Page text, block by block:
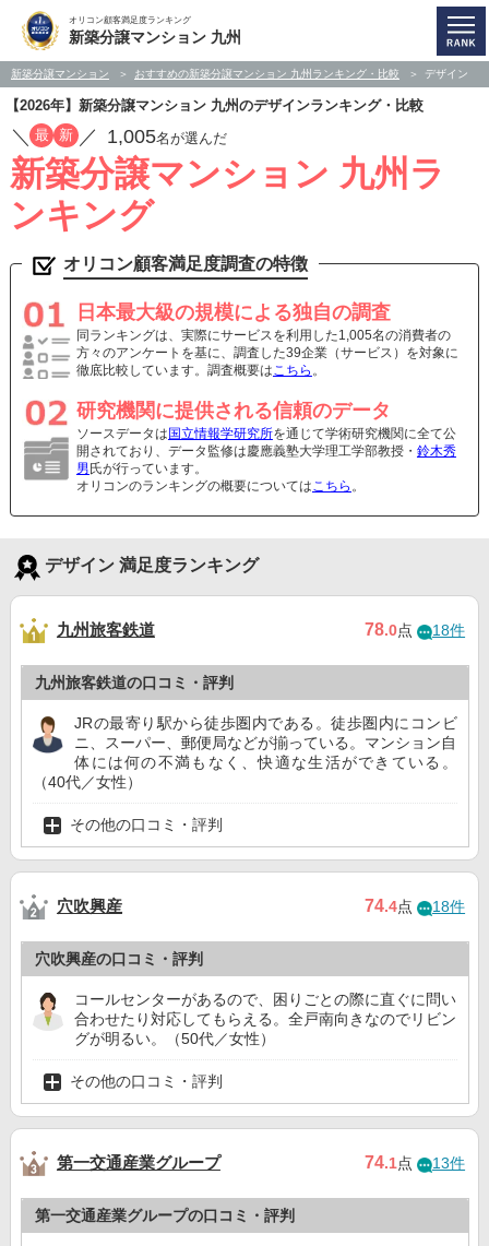
オリコン顧客満足度ランキング
新築分譲マンション 九州
新築分譲マンション おすすめの新築分譲マンション 九州ランキング・比較 デザイン
【2026年】新築分譲マンション 九州のデザインランキング・比較
／ 最 新 ／ 1,005名が選んだ
新築分譲マンション 九州ラ
ンキング
オリコン顧客満足度調査の特徴
日本最大級の規模による独自の調査
同ランキングは、実際にサービスを利用した1,005名の消費者の
方々のアンケートを基に、調査した39企業（サービス）を対象に
徹底比較しています。調査概要はこちら 。
研究機関に提供される信頼のデータ
ソースデータは 国立情報学研究所を通じて学術研究機関に全て公
開されており、データ監修は慶應義塾大学理工学部教授・ 鈴木秀
男 氏が行っています。
オリコンのランキングの概要についてはこちら 。
デザイン 満足度ランキング
九州旅客鉄道 78.0点 18件
九州旅客鉄道の口コミ・評判
JRの最寄り駅から徒歩圏内である。徒歩圏内にコンビ
ニ、スーパー、郵便局などが揃っている。マンション自
体には何の不満もなく、快適な生活ができている。
（40代／女性）
その他の口コミ・評判
穴吹興産 74.4点 18件
穴吹興産の口コミ・評判
コールセンターがあるので、困りごとの際に直ぐに問い
合わせたり対応してもらえる。全戸南向きなのでリビン
グが明るい。（50代／女性）
その他の口コミ・評判
第一交通産業グループ 74.1点 13件
第一交通産業グループの口コミ・評判